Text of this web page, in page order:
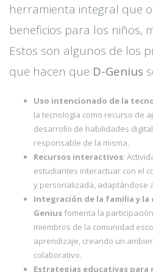
herramienta integral que
beneficios para los niños,
Estos son algunos de los
que hacen que D-Genius
Uso intencionado de la
la tecnología como recurso de
desarrollo de habilidades
responsable de la misma.
Recursos interactivos:
estudiantes interactuar con el
y personalizada, adaptándose
Integración de la familia y la
Genius fomenta la
miembros de la comunidad
aprendizaje, creando un
colaborativo.
Estrategias educativas para